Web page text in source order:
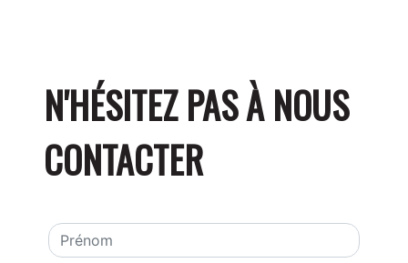
N'HÉSITEZ PAS À NOUS
CONTACTER